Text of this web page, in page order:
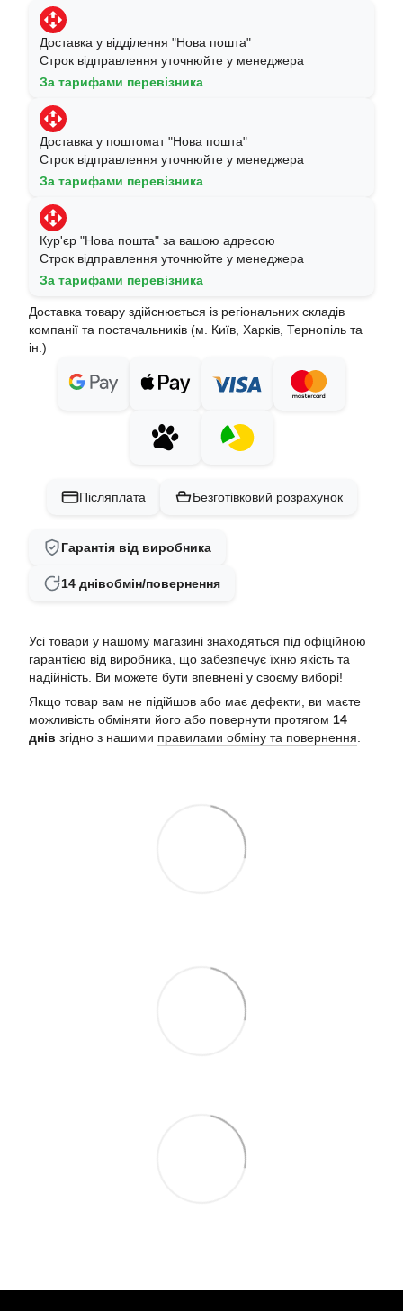
Доставка у відділення "Нова пошта"
Строк відправлення уточнюйте у менеджера
За тарифами перевізника
Доставка у поштомат "Нова пошта"
Строк відправлення уточнюйте у менеджера
За тарифами перевізника
Кур'єр "Нова пошта" за вашою адресою
Строк відправлення уточнюйте у менеджера
За тарифами перевізника
Доставка товару здійснюється із регіональних складів
компанії та постачальників (м. Київ, Харків, Тернопіль та
ін.)
Післяплата Безготівковий розрахунок
Гарантія від виробника
14 днівобмін/повернення
Усі товари у нашому магазині знаходяться під офіційною
гарантією від виробника, що забезпечує їхню якість та
надійність. Ви можете бути впевнені у своєму виборі!
Якщо товар вам не підійшов або має дефекти, ви маєте
можливість обміняти його або повернути протягом 14
днів згідно з нашими правилами обміну та повернення